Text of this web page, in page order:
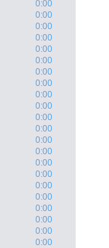
0:00
0:00
0:00
0:00
0:00
0:00
0:00
0:00
0:00
0:00
0:00
0:00
0:00
0:00
0:00
0:00
0:00
0:00
0:00
0:00
0:00
0:00